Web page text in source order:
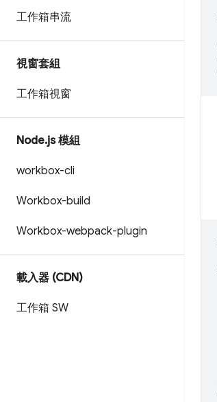
工作箱串流
視窗套組
工作箱視窗
Node.js 模組
workbox-cli
Workbox-build
Workbox-webpack-plugin
載入器 (CDN)
工作箱 SW